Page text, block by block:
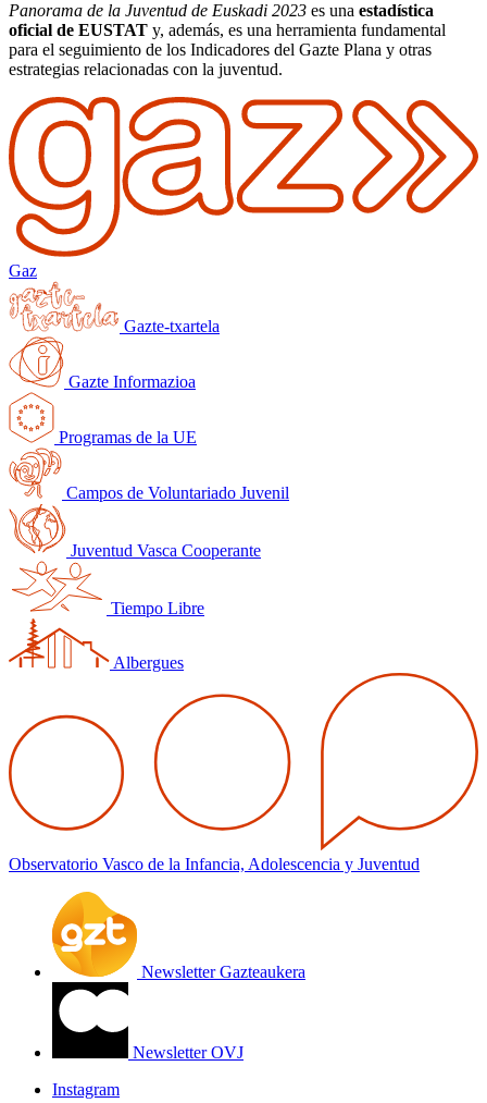
Panorama de la Juventud de Euskadi 2023 es una estadística
oficial de EUSTAT y, además, es una herramienta fundamental
para el seguimiento de los Indicadores del Gazte Plana y otras
estrategias relacionadas con la juventud.
Gaz
Gazte-txartela
Gazte Informazioa
Programas de la UE
Campos de Voluntariado Juvenil
Juventud Vasca Cooperante
Tiempo Libre
Albergues
Observatorio Vasco de la Infancia, Adolescencia y Juventud
Newsletter Gazteaukera
Newsletter OVJ
Instagram